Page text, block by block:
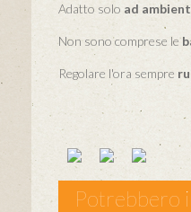
Adatto solo ad
Non sono comprese le
Regolare l'ora sempre
Potrebbero